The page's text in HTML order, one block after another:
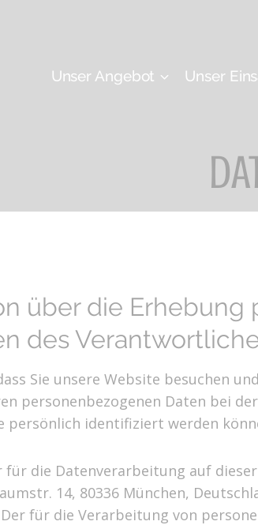
Unser Angebot Unser
über die
des
Sie unsere Website besuchen
personenbezogenen Daten bei
persönlich identifiziert werden
die Datenverarbeitung auf
14, 80336 München,
für die Verarbeitung von